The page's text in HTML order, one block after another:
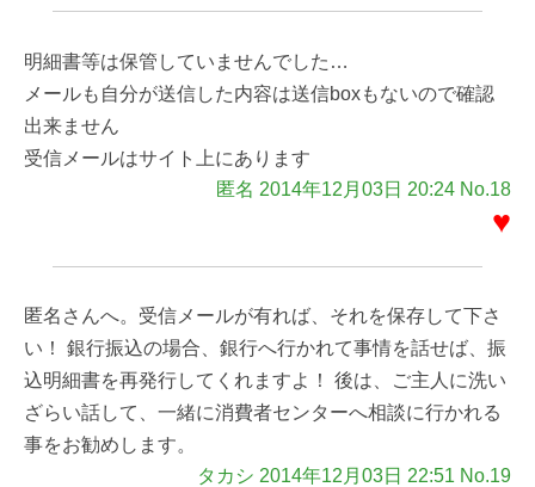
明細書等は保管していませんでした…
メールも自分が送信した内容は送信boxもないので確認
出来ません
受信メールはサイト上にあります
匿名 2014年12月03日 20:24 No.18
♥
匿名さんへ。受信メールが有れば、それを保存して下さ
い！ 銀行振込の場合、銀行へ行かれて事情を話せば、振
込明細書を再発行してくれますよ！ 後は、ご主人に洗い
ざらい話して、一緒に消費者センターへ相談に行かれる
事をお勧めします。
タカシ 2014年12月03日 22:51 No.19